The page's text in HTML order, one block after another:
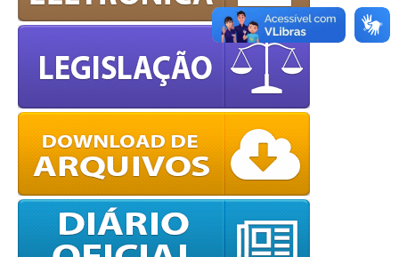
European Commission |